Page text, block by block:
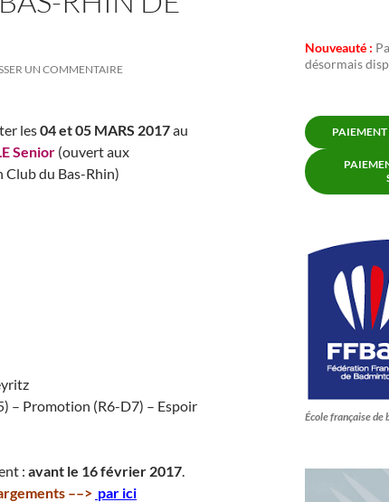
UN COMMENTAIRE
les04 et 05 MARS 2017au
Senior (ouvert aux
Club du Bas-Rhin)
– Promotion (R6-D7) – Espoir
: avant le 16 février 2017
––> par ici
Nouveauté :
désormais
École française